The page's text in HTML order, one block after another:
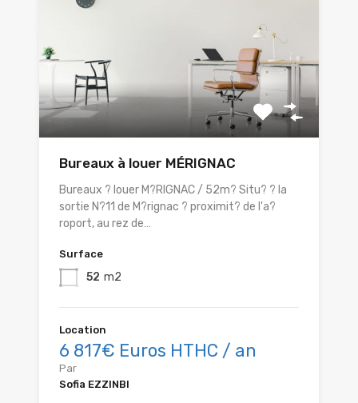
Bureaux à louer MÉRIGNAC
Bureaux ? louer M?RIGNAC / 52m? Situ? ? la
sortie N?11 de M?rignac ? proximit? de l'a?
roport, au rez de…
Surface
52 m2
Location
6 817€ Euros HTHC / an
Par
Sofia EZZINBI